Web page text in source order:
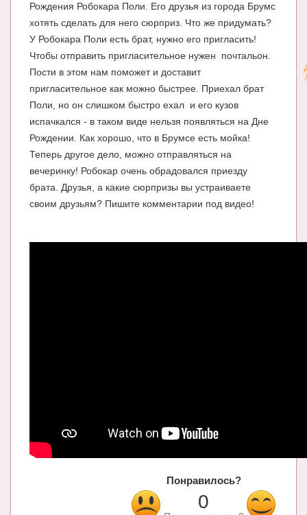
Имена. Святцы
Энциклопедия беременных
СЕРВИСЫ И ПРИЛОЖЕНИЯ
Сервис. Оценка роста и веса ребенка
Приложения для Android
Полезные ссылки
Опросы
Рождения Робокара Поли. Его друзья из города Брумс
хотять сделать для него сюрприз. Что же придумать?
У Робокара Поли есть брат, нужно его пригласить!
Чтобы отправить пригласительное нужен почтальон.
Пости в этом нам поможет и доставит
пригласительное как можно быстрее. Приехал брат
Поли, но он слишком быстро ехал и его кузов
испачкался - в таком виде нельзя появляться на Дне
Рождении. Как хорошо, что в Брумсе есть мойка!
Теперь другое дело, можно отправляться на
вечеринку! Робокар очень обрадовался приезду
брата. Друзья, а какие сюрпризы вы устраиваете
своим друзьям? Пишите комментарии под видео!
Понравилось?
0